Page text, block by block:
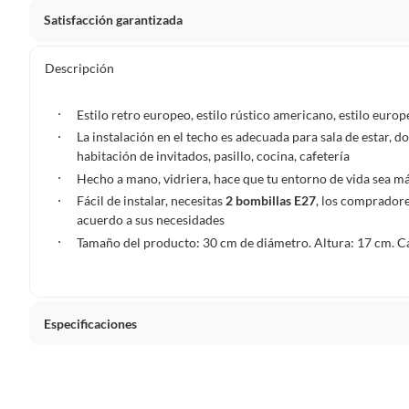
Satisfacción garantizada
Debe estar en perfecto estado, con todas sus etiquetas,
Productos que, por su naturaleza, no puedan ser devueltos,
Confeccionados a la medida.
De uso personal.
En sodimac.cl te damos30 días desde que recibes el
etiquetas y sin uso, tal como te lo entregamos.
Productos que han sido informados como
Descripción
Estilo retro europeo, estilo rústico americano, estilo
La instalación en el techo es adecuada para sala de estar,
habitación de invitados, pasillo, cocina, cafetería
Hecho a mano, vidriera, hace que tu entorno de vida sea
Fácil de instalar, necesitas 2 bombillas E27, los
acuerdo a sus necesidades
Tamaño del producto: 30 cm de diámetro. Altura: 17 cm.
Especificaciones